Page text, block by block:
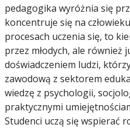
pedagogika wyróżnia się
koncentruje się na
procesach uczenia się, to
przez młodych, ale również
doświadczeniem ludzi,
zawodową z sektorem
wiedzę z psychologii,
praktycznymi
Studenci uczą się wspierać